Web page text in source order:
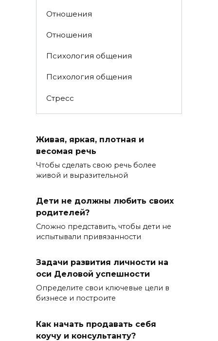
Отношения
Отношения
Психология общения
Психология общения
Стресс
Живая, яркая, плотная и
весомая речь
Чтобы сделать свою речь более
живой и выразительной
Дети не должны любить своих
родителей?
Сложно представить, чтобы дети не
испытывали привязанности
Задачи развития личности на
оси Деловой успешности
Определите свои ключевые цели в
бизнесе и построите
Как начать продавать себя
коучу и консультанту?